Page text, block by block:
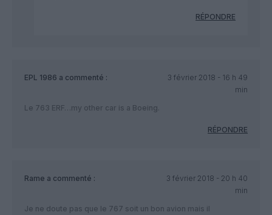
RÉPONDRE
EPL 1986 a commenté :
3 février 2018 - 16 h 49
min
Le 763 ERF…my other car is a Boeing.
RÉPONDRE
Rame a commenté :
3 février 2018 - 20 h 40
min
Je ne doute pas que le 767 soit un bon avion mais il